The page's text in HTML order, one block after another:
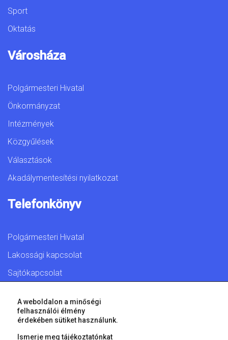
Sport
Oktatás
Városháza
Polgármesteri Hivatal
Önkormányzat
Intézmények
Közgyűlések
Választások
Akadálymentesítési nyilatkozat
Telefonkönyv
Polgármesteri Hivatal
Lakossági kapcsolat
Sajtókapcsolat
© 2026 Győr Megyei Jogú Város • Minden jog fenntartva!
A weboldalon a minőségi
felhasználói élmény
érdekében sütiket használunk.
Ismerje meg tájékoztatónkat